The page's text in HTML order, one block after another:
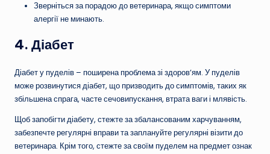
Зверніться за порадою до ветеринара, якщо симптоми
алергії не минають.
4. Діабет
Діабет у пуделів – поширена проблема зі здоров’ям. У пуделів
може розвинутися діабет, що призводить до симптомів, таких як
збільшена спрага, часте сечовипускання, втрата ваги і млявість.
Щоб запобігти діабету, стежте за збалансованим харчуванням,
забезпечте регулярні вправи та заплануйте регулярні візити до
ветеринара. Крім того, стежте за своїм пуделем на предмет ознак